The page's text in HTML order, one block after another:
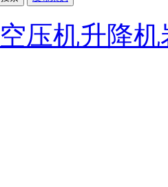
空压机升降机